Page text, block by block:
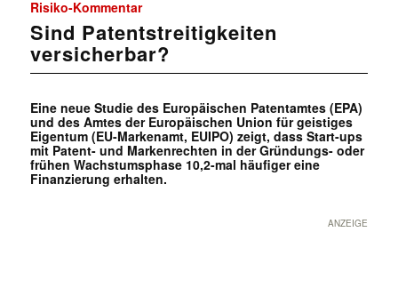
Risiko-Kommentar
Sind Patentstreitigkeiten
versicherbar?
Eine neue Studie des Europäischen Patentamtes (EPA)
und des Amtes der Europäischen Union für geistiges
Eigentum (EU-Markenamt, EUIPO) zeigt, dass Start-ups
mit Patent- und Markenrechten in der Gründungs- oder
frühen Wachstumsphase 10,2-mal häufiger eine
Finanzierung erhalten.
ANZEIGE